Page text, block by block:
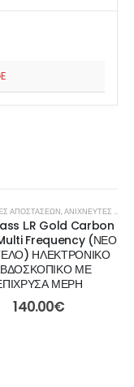
ΑΠΟΣΤΑΣΕΩΝ,ΑΝΙΧΝΕΥΤΈΣ ΧΡΥΣΟΎ
L.R Gold Carbon
Frequency (ΝΕΟ
ΗΛΕΚΤΡΟΝΙΚΟ
ΜΕ
ΜΕΡΗ
140.00€